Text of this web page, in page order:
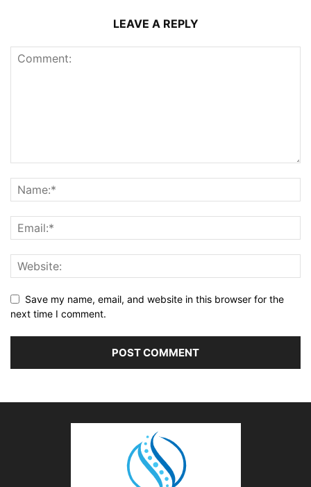
LEAVE A REPLY
Save my name, email, and website in this browser for the
next time I comment.